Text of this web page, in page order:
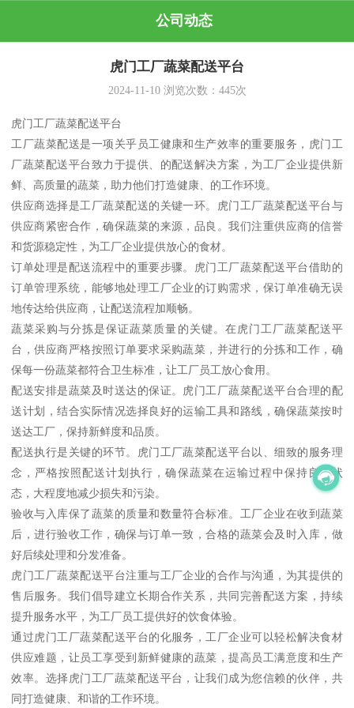
公司动态
虎门工厂蔬菜配送平台
2024-11-10浏览次数： 445次
虎门工厂蔬菜配送平台
工厂蔬菜配送是一项关乎员工健康和生产效率的重要服务，虎门工
厂蔬菜配送平台致力于提供、的配送解决方案，为工厂企业提供新
鲜、高质量的蔬菜，助力他们打造健康、的工作环境。
供应商选择是工厂蔬菜配送的关键一环。虎门工厂蔬菜配送平台与
供应商紧密合作，确保蔬菜的来源，品良。我们注重供应商的信誉
和货源稳定性，为工厂企业提供放心的食材。
订单处理是配送流程中的重要步骤。虎门工厂蔬菜配送平台借助的
订单管理系统，能够地处理工厂企业的订购需求，保订单准确无误
地传达给供应商，让配送流程加顺畅。
蔬菜采购与分拣是保证蔬菜质量的关键。在虎门工厂蔬菜配送平
台，供应商严格按照订单要求采购蔬菜，并进行的分拣和工作，确
保每一份蔬菜都符合卫生标准，让工厂员工放心食用。
配送安排是蔬菜及时送达的保证。虎门工厂蔬菜配送平台合理的配
送计划，结合实际情况选择良好的运输工具和路线，确保蔬菜按时
送达工厂，保持新鲜度和品质。
配送执行是关键的环节。虎门工厂蔬菜配送平台以、细致的服务理
念，严格按照配送计划执行，确保蔬菜在运输过程中保持良好状
态，大程度地减少损失和污染。
验收与入库保了蔬菜的质量和数量符合标准。工厂企业在收到蔬菜
后，进行验收工作，确保与订单一致，合格的蔬菜会及时入库，做
好后续处理和分发准备。
虎门工厂蔬菜配送平台注重与工厂企业的合作与沟通，为其提供的
售后服务。我们倡导建立长期合作关系，共同完善配送方案，持续
提升服务水平，为工厂员工提供好的饮食体验。
通过虎门工厂蔬菜配送平台的化服务，工厂企业可以轻松解决食材
供应难题，让员工享受到新鲜健康的蔬菜，提高员工满意度和生产
效率。选择虎门工厂蔬菜配送平台，让我们成为您信赖的伙伴，共
同打造健康、和谐的工作环境。